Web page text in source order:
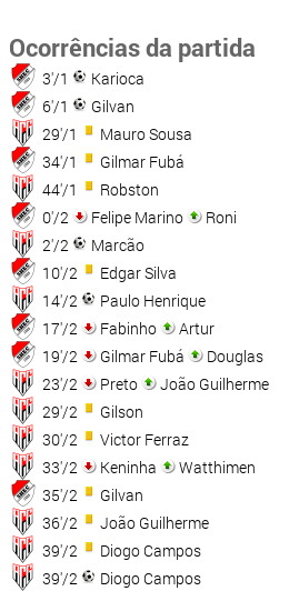
Ocorrências da partida
3'/1
Karioca
6'/1
Gilvan
29'/1
Mauro Sousa
34'/1
Gilmar Fubá
44'/1
Robston
0'/2
Felipe Marino
Roni
2'/2
Marcão
10'/2
Edgar Silva
14'/2
Paulo Henrique
17'/2
Fabinho
Artur
19'/2
Gilmar Fubá
Douglas
23'/2
Preto
João Guilherme
29'/2
Gilson
30'/2
Victor Ferraz
33'/2
Keninha
Watthimen
35'/2
Gilvan
36'/2
João Guilherme
39'/2
Diogo Campos
39'/2
Diogo Campos